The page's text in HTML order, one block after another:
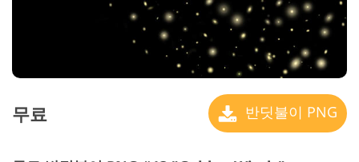
무료 반딧불이 PNG